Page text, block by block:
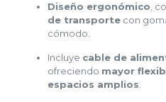
Diseño ergonómico ,
de transportecon
cómodo.
Incluye cable de
ofreciendo mayor
espacios amplios